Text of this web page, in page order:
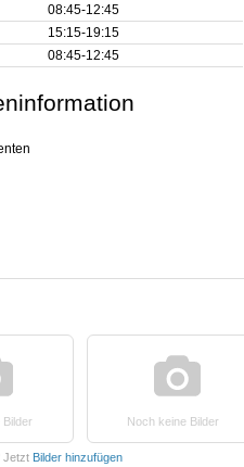
08:45‑12:45
15:15‑19:15
08:45‑12:45
Bilder Noch keine Bilder
Jetzt Bilder hinzufügen